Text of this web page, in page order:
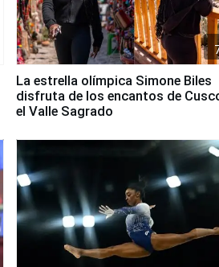
La estrella olímpica Simone Biles
disfruta de los encantos de
el Valle Sagrado